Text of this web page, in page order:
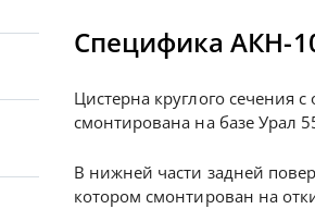
Специфика АКН-
Цистерна круглого сечения
смонтирована на базе Урал
В нижней части задней
котором смонтирован на